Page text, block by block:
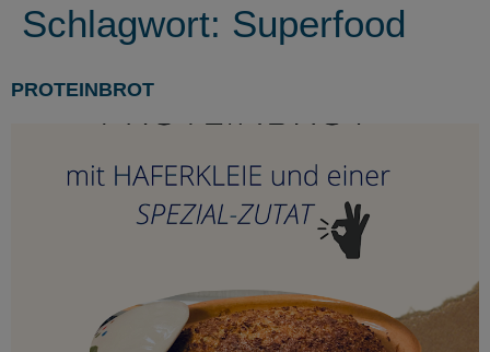
Schlagwort: Superfood
PROTEINBROT